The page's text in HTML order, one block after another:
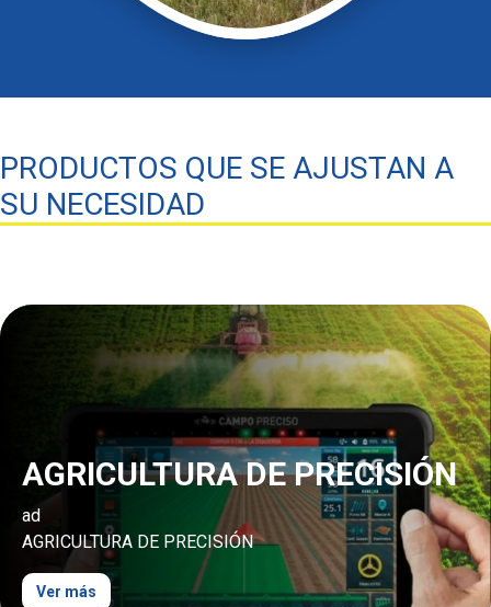
PRODUCTOS QUE SE AJUSTAN A
SU NECESIDAD
AGRICULTURA DE PRECISIÓN
ad
AGRICULTURA DE PRECISIÓN
Ver más